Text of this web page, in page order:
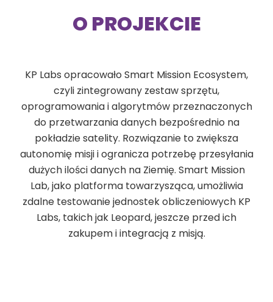
O PROJEKCIE
KP Labs opracowało Smart Mission Ecosystem,
czyli zintegrowany zestaw sprzętu,
oprogramowania i algorytmów przeznaczonych
do przetwarzania danych bezpośrednio na
pokładzie satelity. Rozwiązanie to zwiększa
autonomię misji i ogranicza potrzebę przesyłania
dużych ilości danych na Ziemię. Smart Mission
Lab, jako platforma towarzysząca, umożliwia
zdalne testowanie jednostek obliczeniowych KP
Labs, takich jak Leopard, jeszcze przed ich
zakupem i integracją z misją.